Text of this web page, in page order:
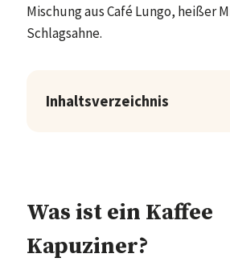
Mischung aus Café Lungo, heißer
Schlagsahne.
Inhaltsverzeichnis
Was ist ein Kaffee
Kapuziner?